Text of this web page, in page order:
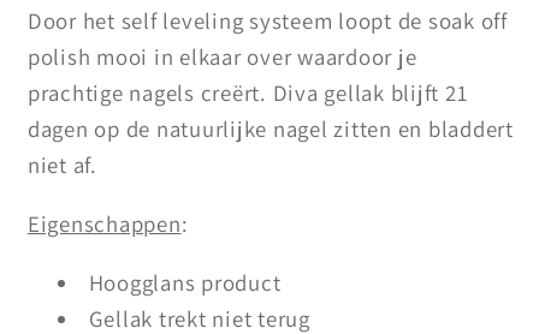
Door het self leveling systeem loopt de soak off
polish mooi in elkaar over waardoor je
prachtige nagels creërt. Diva gellak blijft 21
dagen op de natuurlijke nagel zitten en bladdert
niet af.
Eigenschappen:
Hoogglans product
Gellak trekt niet terug